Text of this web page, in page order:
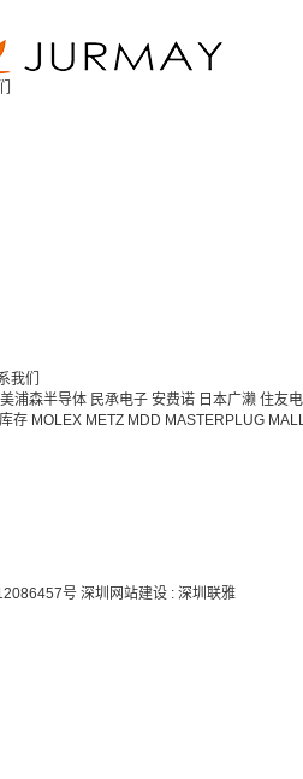
我们
美浦森半导体 民承电子 安费诺 日本广濑 住友
存 MOLEX METZ MDD MASTERPLUG
号 深圳网站建设: 深圳联雅